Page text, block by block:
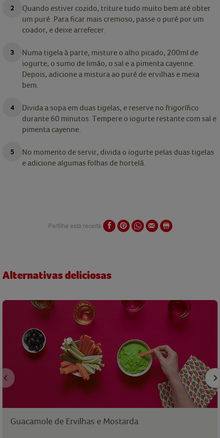
Quando estiver cozido, triture tudo muito bem até obter
um puré. Para ficar mais cremoso, passe o puré por um
coador, e deixe arrefecer.
Numa tigela à parte, misture o alho picado, 200ml de
iogurte, o sumo de limão, o sal e a pimenta cayenne.
Depois, adicione a mistura ao puré de ervilhas e mexa
bem.
Divida a sopa em duas tigelas, e reserve no frigorífico
durante 60 minutos. Tempere o iogurte restante com sal e
pimenta cayenne.
No momento de servir, divida o iogurte pelas duas tigelas
e adicione algumas folhas de hortelã.
Partilhe esta receita
Alternativas deliciosas
Guacamole de Ervilhas e Mostarda